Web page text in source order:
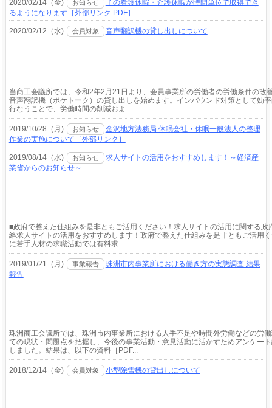
2020/02/14（金) お知らせ
子の看護休暇・介護休暇が時間単位で取得でき
るようになります［外部リンク PDF］
2020/02/12（水) 会員対象 音声翻訳機の貸し出しについて
当商工会議所では、令和2年2月21日より、会員事業所の労働者の労働条件の改
音声翻訳機（ポケトーク）の貸し出しを始めます。インバウンド対策として効
行なうことで、労働時間の削減およ...
2019/10/28（月) お知らせ
金沢地方法務局 休眠会社・休眠一般法人の整理
作業の実施について［外部リンク］
2019/08/14（水) お知らせ
求人サイトの活用をおすすめします！～経済産
業省からのお知らせ～
■政府で整えた仕組みを是非ともご活用ください！求人サイトの活用に関する政
絡求人サイトの活用をおすすめします！政府で整えた仕組みを是非ともご活用
に若手人材の求職活動では有料求...
2019/01/21（月) 事業報告
珠洲市内事業所における働き方の実態調査 結果
報告
珠洲商工会議所では、珠洲市内事業所における人手不足や時間外労働などの労
ての現状・問題点を把握し、今後の事業活動・意見活動に活かすためアンケー
しました。結果は、以下の資料［PDF...
2018/12/14（金) 会員対象 小型除雪機の貸出しについて